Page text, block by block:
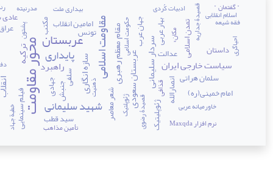
محور مقاومتعربستان مقاومت اسلامی پایداری
شهید سلیمانی
مقام معظم رهبری ترکیه عربستان سعودی سازه انگاری سردار سلیمانی راهبرد سیاست خارجی ایران
عراق
سلفی
امامین انقلاب
جهادیجنبش انصارالله سلمان هراتی
فیلم سینمایی شعر معاصر
تمدن اسلامی تونس جهان عرب مکتب
عدالت
امام خمینی(ره)
داستان
بهار عربی
سید قطب ژئوپلیتیک
بیداری ملت مدرنیته قصیدۀ جداریه
خاورمیانه عربی
نرم افزار Maxqda
ذهنیت
ادبیات کُردی
مکان»
تأمین مذاهب
ژئوپلتیک خطبة جهاد
احیاگری
فقه شیعه
" گفتمان "
حکومت اسلامی پشتون
اسلام انقلابی
قذافی
قصیدۀ رضوی